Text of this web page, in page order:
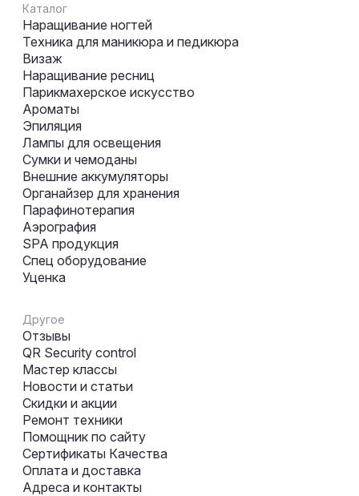
Каталог
Наращивание ногтей
Техника для маникюра и педикюра
Визаж
Наращивание ресниц
Парикмахерское искусство
Ароматы
Эпиляция
Лампы для освещения
Сумки и чемоданы
Внешние аккумуляторы
Органайзер для хранения
Парафинотерапия
Аэрография
SPA продукция
Спец оборудование
Уценка
Другое
Отзывы
QR Security control
Мастер классы
Новости и статьи
Скидки и акции
Ремонт техники
Помощник по сайту
Сертификаты Качества
Оплата и доставка
Адреса и контакты